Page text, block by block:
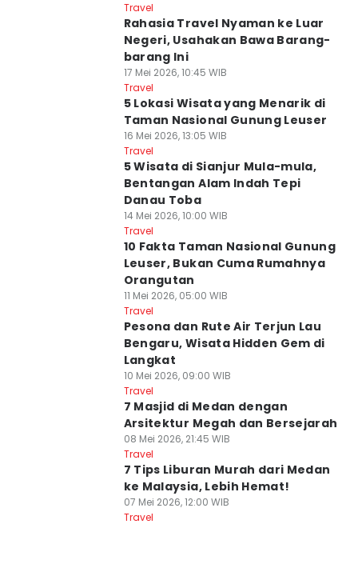
Travel
Rahasia Travel Nyaman ke Luar
Negeri, Usahakan Bawa Barang-
barang Ini
17 Mei 2026, 10:45 WIB
Travel
5 Lokasi Wisata yang Menarik di
Taman Nasional Gunung Leuser
16 Mei 2026, 13:05 WIB
Travel
5 Wisata di Sianjur Mula-mula,
Bentangan Alam Indah Tepi
Danau Toba
14 Mei 2026, 10:00 WIB
Travel
10 Fakta Taman Nasional Gunung
Leuser, Bukan Cuma Rumahnya
Orangutan
11 Mei 2026, 05:00 WIB
Travel
Pesona dan Rute Air Terjun Lau
Bengaru, Wisata Hidden Gem di
Langkat
10 Mei 2026, 09:00 WIB
Travel
7 Masjid di Medan dengan
Arsitektur Megah dan Bersejarah
08 Mei 2026, 21:45 WIB
Travel
7 Tips Liburan Murah dari Medan
ke Malaysia, Lebih Hemat!
07 Mei 2026, 12:00 WIB
Travel